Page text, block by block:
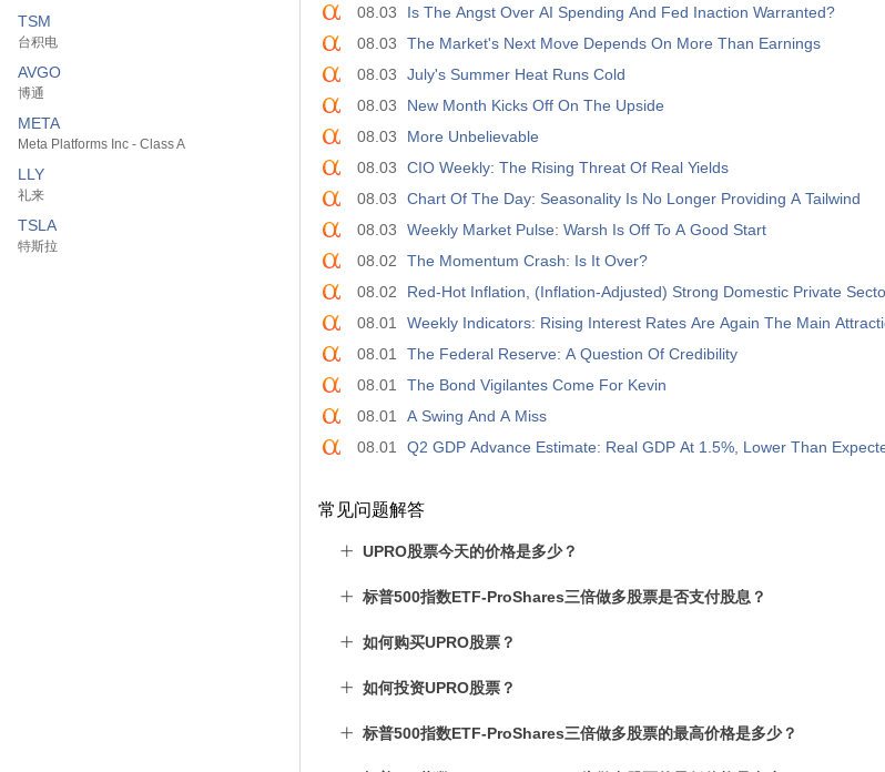
TSM
台积电
AVGO
博通
META
Meta Platforms Inc - Class A
LLY
礼来
TSLA
特斯拉
08.03
Is The Angst Over AI Spending And Fed Inaction Warranted?
08.03
The Market's Next Move Depends On More Than Earnings
08.03
July's Summer Heat Runs Cold
08.03
New Month Kicks Off On The Upside
08.03
More Unbelievable
08.03
CIO Weekly: The Rising Threat Of Real Yields
08.03
Chart Of The Day: Seasonality Is No Longer Providing A Tailwind
08.03
Weekly Market Pulse: Warsh Is Off To A Good Start
08.02
The Momentum Crash: Is It Over?
08.02
Red-Hot Inflation, (Inflation-Adjusted) Strong Domestic Private
08.01
Weekly Indicators: Rising Interest Rates Are Again The Main
08.01
The Federal Reserve: A Question Of Credibility
08.01
The Bond Vigilantes Come For Kevin
08.01
A Swing And A Miss
08.01
Q2 GDP Advance Estimate: Real GDP At 1.5%, Lower Than
常见问题解答
UPRO股票今天的价格是多少？
标普500指数ETF-ProShares三倍做多股票是否支付股息？
如何购买UPRO股票？
如何投资UPRO股票？
标普500指数ETF-ProShares三倍做多股票的最高价格是多少？